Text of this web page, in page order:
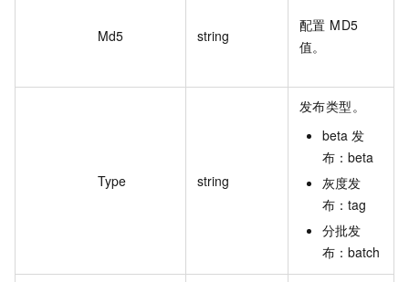
Md5 string
配置 MD5
值。
Type string
发布类型。
beta 发
布：beta
灰度发
布：tag
分批发
布：batch